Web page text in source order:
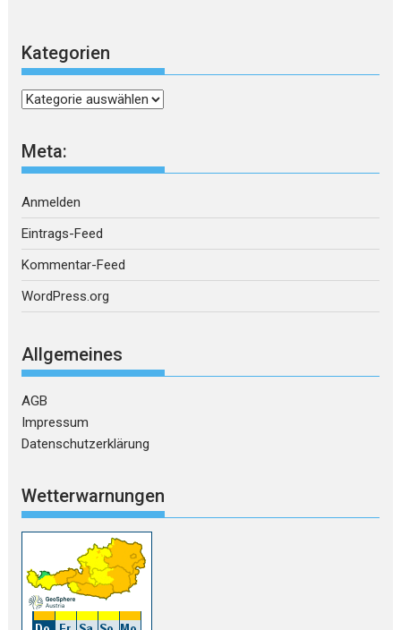
Kategorien
Kategorien
Meta:
Anmelden
Eintrags-Feed
Kommentar-Feed
WordPress.org
Allgemeines
AGB
Impressum
Datenschutzerklärung
Wetterwarnungen